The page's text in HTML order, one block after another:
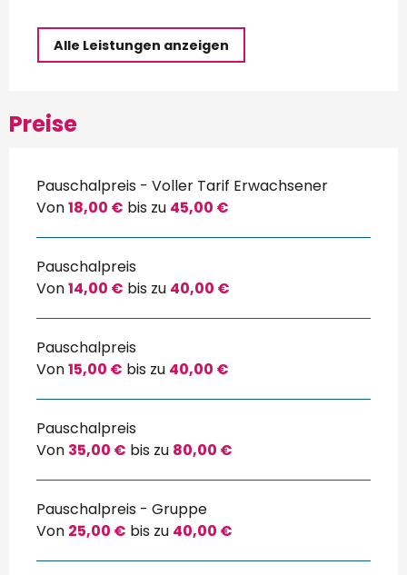
Alle Leistungen anzeigen
Preise
Pauschalpreis - Voller Tarif Erwachsener
Von18,00 € bis zu 45,00 €
Pauschalpreis
Von14,00 € bis zu 40,00 €
Pauschalpreis
Von15,00 € bis zu 40,00 €
Pauschalpreis
Von 35,00 € bis zu 80,00 €
Pauschalpreis - Gruppe
Von 25,00 € bis zu 40,00 €